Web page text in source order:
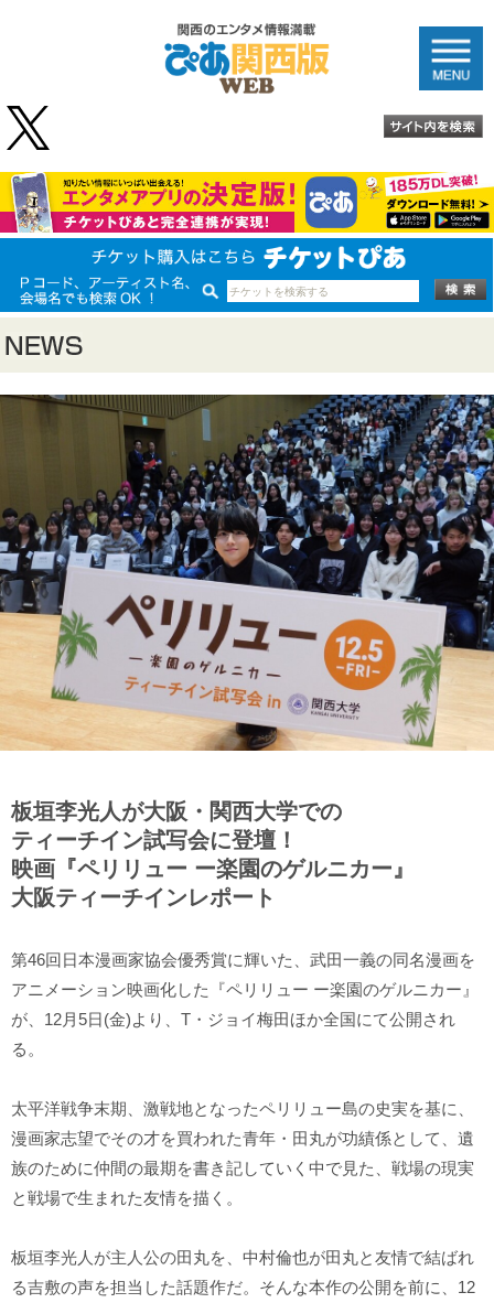
板垣李光人が大阪・関西大学での
ティーチイン試写会に登壇！
映画『ペリリュー ー楽園のゲルニカー』
大阪ティーチインレポート
第46回日本漫画家協会優秀賞に輝いた、武田一義の同名漫画を
アニメーション映画化した『ペリリュー ー楽園のゲルニカー』
が、12月5日(金)より、T・ジョイ梅田ほか全国にて公開され
る。
太平洋戦争末期、激戦地となったペリリュー島の史実を基に、
漫画家志望でその才を買われた青年・田丸が功績係として、遺
族のために仲間の最期を書き記していく中で見た、戦場の現実
と戦場で生まれた友情を描く。
板垣李光人が主人公の田丸を、中村倫也が田丸と友情で結ばれ
る吉敷の声を担当した話題作だ。そんな本作の公開を前に、12